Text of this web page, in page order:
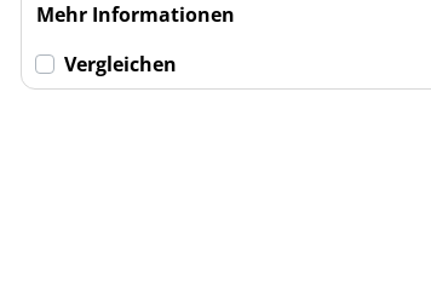
Mehr Informationen
Vergleichen